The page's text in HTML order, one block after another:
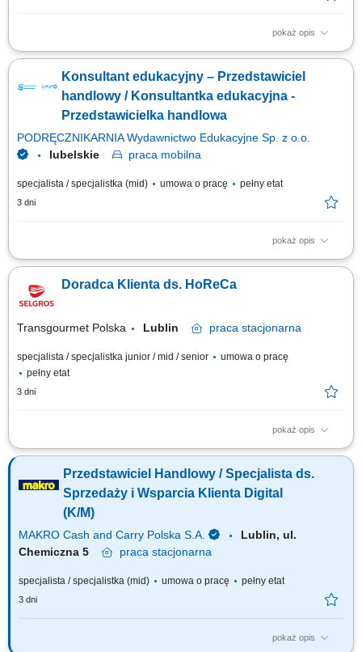
pokaż opis
Opis stanowiska: Kontaktowanie się z klientami z przypisanego portfolio
Analizowanie i opracowywanie strategii zarządzania i dosprzedaży kont
klientów; Rozwiązywanie problemów i doradzanie klientom w celu
zapewnienia...
Konsultant edukacyjny – Przedstawiciel
handlowy / Konsultantka edukacyjna -
Przedstawicielka handlowa
PODRĘCZNIKARNIA Wydawnictwo Edukacyjne Sp. z o.o.
lubelskie
praca mobilna
specjalista / specjalistka (mid) umowa o pracę pełny etat
3 dni
pokaż opis
Twoje zadania aktywne pozyskiwanie nowych klientów i rozwijanie relacji
sprzedażowych u klientów, sprzedaż pakietów edukacyjnych, pomocy
dydaktycznych, zabawek, elektroniki i wybranych usług, przygotowywanie
Doradca Klienta ds. HoReCa
Transgourmet Polska Lublin praca stacjonarna
specjalista / specjalistka junior / mid / senior
umowa o pracę
pełny etat
3 dni
pokaż opis
Twój zakres obowiązków pozyskiwanie klientów gastronomicznych, a
sprzedażowych, profesjonalna obsługa klientów, mająca cechy
partnerstwa biznesowego, budowanie długotrwałych relacji z klientami,
prezentacja oferty firmy zgodna ze standardami.
Przedstawiciel Handlowy / Specjalista ds.
Sprzedaży i Wsparcia Klienta Digital
(K/M)
MAKRO Cash and Carry Polska S.A.
Lublin, ul.
Chemiczna 5
praca stacjonarna
specjalista / specjalistka (mid) umowa o pracę pełny etat
3 dni
pokaż opis